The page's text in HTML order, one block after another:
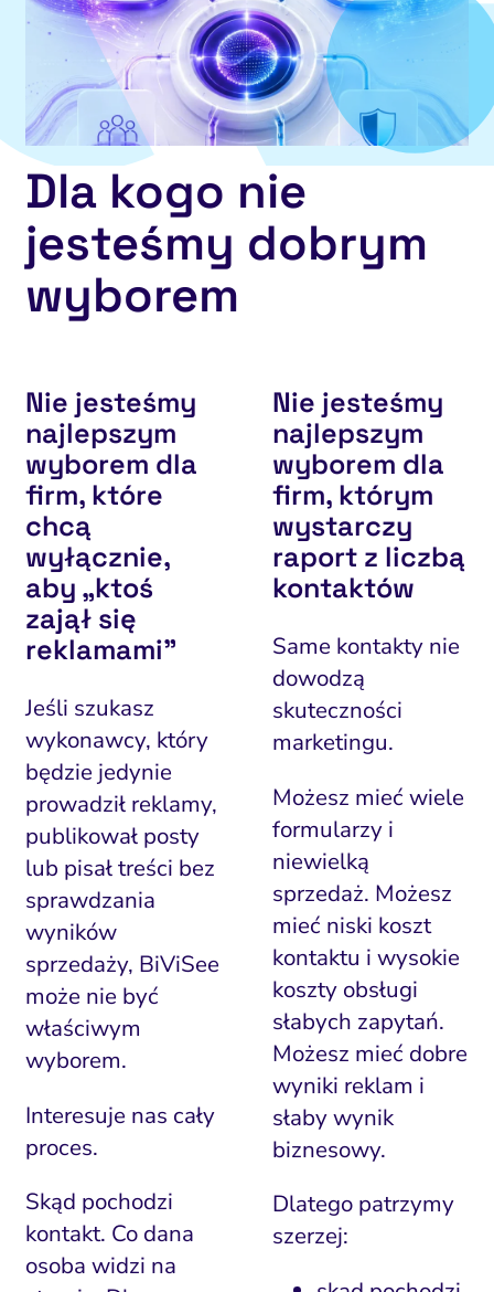
Dla kogo nie
jesteśmy dobrym
wyborem
Nie jesteśmy
najlepszym
wyborem dla
firm, które
chcą
wyłącznie,
aby „ktoś
zajął się
reklamami”
Jeśli szukasz
wykonawcy, który
będzie jedynie
prowadził reklamy,
publikował posty
lub pisał treści bez
sprawdzania
wyników
sprzedaży, BiViSee
może nie być
właściwym
wyborem.
Interesuje nas cały
proces.
Skąd pochodzi
kontakt. Co dana
osoba widzi na
Nie jesteśmy
najlepszym
wyborem dla
firm, którym
wystarczy
raport z liczbą
kontaktów
Same kontakty nie
dowodzą
skuteczności
marketingu.
Możesz mieć wiele
formularzy i
niewielką
sprzedaż. Możesz
mieć niski koszt
kontaktu i wysokie
koszty obsługi
słabych zapytań.
Możesz mieć dobre
wyniki reklam i
słaby wynik
biznesowy.
Dlatego patrzymy
szerzej: